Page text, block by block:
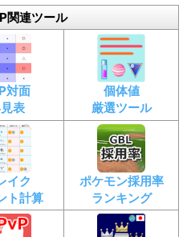
関連ツール
対面
表
個体値
厳選ツール
イク
ト計算
ポケモン採用率
ランキング